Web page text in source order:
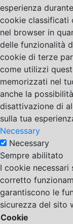
esperienza
cookie classificati
nel browser in
delle funzionalità
cookie di terze
come utilizzi
memorizzati nel
anche la
disattivazione di
sulla tua
Necessary
Necessary
Sempre abilitato
I cookie necessari
corretto
garantiscono le
sicurezza del sito
Cookie